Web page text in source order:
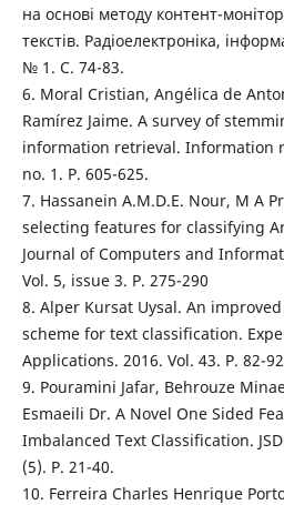
на основі методу контент-
текстів. Радіоелектроніка,
№ 1. С. 74-83.
6. Moral Cristian, Angélica de
Ramírez Jaime. A survey of
information retrieval. Information
no. 1. P. 605-625.
7. Hassanein A.M.D.E. Nour, M A
selecting features for classifying
Journal of Computers and
Vol. 5, issue 3. P. 275-290
8. Alper Kursat Uysal. An
scheme for text classification.
Applications. 2016. Vol. 43. P. 82-92
9. Pouramini Jafar, Behrouze
Esmaeili Dr. A Novel One Sided
Imbalanced Text Classification.
(5). P. 21-40.
10. Ferreira Charles Henrique